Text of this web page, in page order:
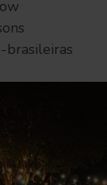
brasileiras